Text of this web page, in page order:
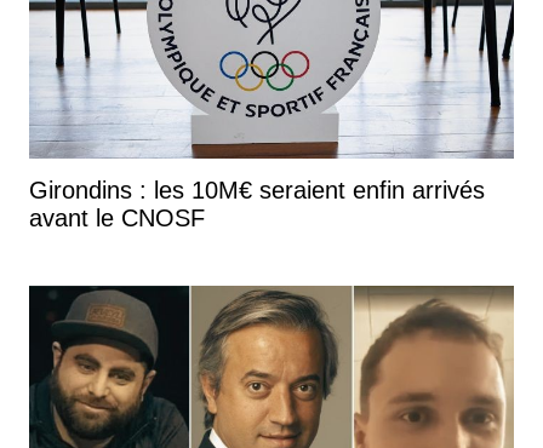
Girondins : les 10M€ seraient enfin arrivés
avant le CNOSF